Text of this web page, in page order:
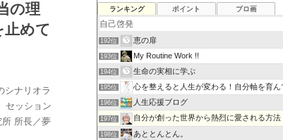
の理
止めて
シナリオラ
セッション
所長／夢
ランキング ポイント ブロ画
190位 簡単に男を転がせる お姫様計画！
191位
192位 恵の扉
193位 My Routine Work !!
194位 生命の実相に学ぶ
195位 心を整えると人生が変わる！自分軸を育んで生きやすくな
196位 人生応援ブログ
197位 自分が創った世界から熱烈に愛される方法
198位 あととんとん。